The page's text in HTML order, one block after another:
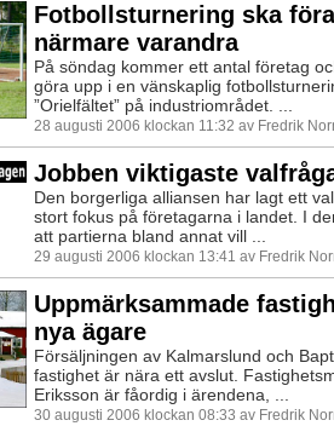
Fotbollsturnering ska
närmare varandra
På söndag kommer ett antal företag
göra upp i en vänskaplig
”Orielfältet” på industriområdet. ...
28 augusti 2006 klockan 11:32 av Fredrik
Jobben viktigaste
Den borgerliga alliansen har lagt ett
stort fokus på företagarna i landet. I
att partierna bland annat vill ...
29 augusti 2006 klockan 13:41 av Fredrik
Uppmärksammade
nya ägare
Försäljningen av Kalmarslund och
fastighet är nära ett avslut.
Eriksson är fåordig i ärendena, ...
30 augusti 2006 klockan 08:33 av Fredrik